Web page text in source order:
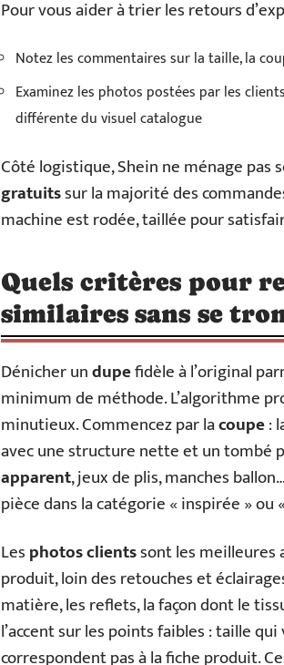
Pour vous aider à trier les retours
Notez les commentaires sur la taille, la
Examinez les photos postées par les
différente du visuel catalogue
Côté logistique, Shein ne ménage pas
gratuitssur la majorité des
machine est rodée, taillée pour
Quels critères pour
similaires sans se
Dénicher undupefidèle à l’original
minimum de méthode. L’algorithme
minutieux. Commencez par lacoupe:
avec une structure nette et un tombé
apparent, jeux de plis, manches
pièce dans la catégorie « inspirée » ou
Lesphotos clientssont les meilleures
produit, loin des retouches et
matière, les reflets, la façon dont le
l’accent sur les points faibles : taille
correspondent pas à la fiche produit.